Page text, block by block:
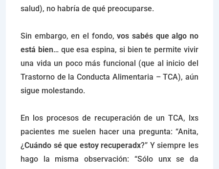
salud), no habría de qué preocuparse.
Sin embargo, en el fondo,vos sabés que algo no
está bien… que esa espina, si bien te permite vivir
una vida un poco más funcional (que al inicio del
Trastorno de la Conducta Alimentaria – TCA), aún
sigue molestando.
En los procesos de recuperación de un TCA, lxs
pacientes me suelen hacer una pregunta: “Anita,
¿Cuándo sé que estoy recuperadx?” Y siempre les
hago la misma observación: “Sólo unx se da